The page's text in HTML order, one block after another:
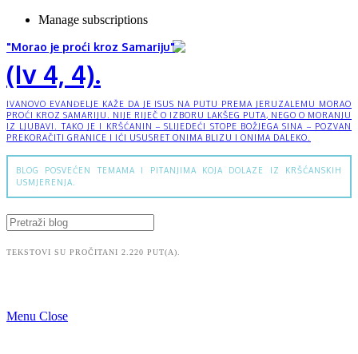
Manage subscriptions
"Morao je proći kroz Samariju"
(Iv 4, 4).
IVANOVO EVANĐELJE KAŽE DA JE ISUS NA PUTU PREMA JERUZALEMU MORAO
PROĆI KROZ SAMARIJU. NIJE RIJEČ O IZBORU LAKŠEG PUTA, NEGO O MORANJU
IZ LJUBAVI. TAKO JE I KRŠĆANIN – SLIJEDEĆI STOPE BOŽJEGA SINA – POZVAN
PREKORAČITI GRANICE I IĆI USUSRET ONIMA BLIZU I ONIMA DALEKO.
BLOG POSVEĆEN TEMAMA I PITANJIMA KOJA DOLAZE IZ KRŠĆANSKIH
USMJERENJA.
TEKSTOVI SU PROČITANI 2.220 PUT(A).
Menu Close